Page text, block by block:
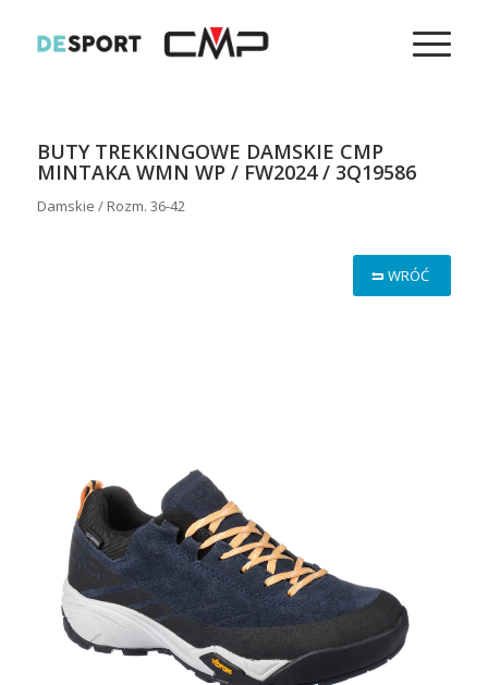
BUTY TREKKINGOWE DAMSKIE CMP
MINTAKA WMN WP / FW2024 / 3Q19586
Damskie / Rozm. 36-42
WRÓĆ